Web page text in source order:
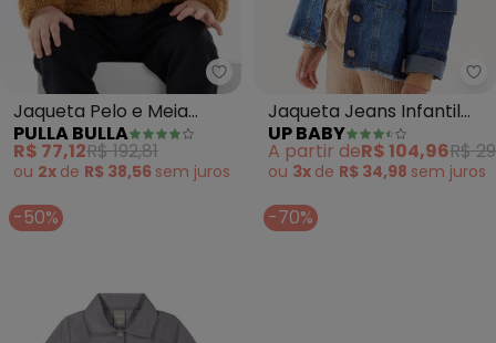
Pulla Bulla - Jaqueta Pelo e
Jaqueta Pelo e Meia
Malha (Marrom)
PULLA BULLA
R$ 77,12R$ 192,81
ou 2x de R$ 38,56 sem juros
Jaqueta Jeans Infantil
Menina (Azul)
UP BABY
A partir deR$ 104,96R$
ou 3x de R$ 34,98 sem juros
-50% -70%